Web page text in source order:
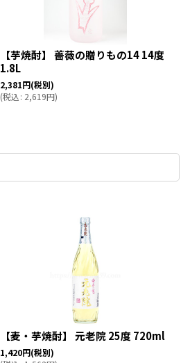
【芋焼酎】 薔薇の贈りもの14 14度
1.8L
2,381円(税別)
(税込: 2,619円)
【麦・芋焼酎】 元老院 25度 720ml
1,420円(税別)